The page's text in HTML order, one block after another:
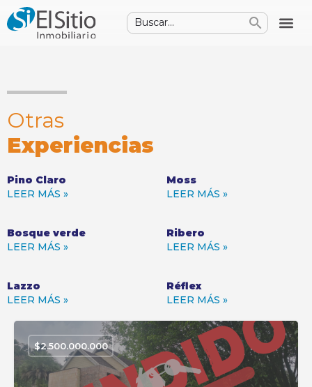
Otras
Experiencias
Pino Claro
LEER MÁS »
Moss
LEER MÁS »
Bosque verde
LEER MÁS »
Ribero
LEER MÁS »
Lazzo
LEER MÁS »
Réflex
LEER MÁS »
$2.500.000.000